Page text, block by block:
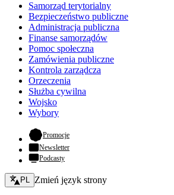
Samorząd terytorialny
Bezpieczeństwo publiczne
Administracja publiczna
Finanse samorządów
Pomoc społeczna
Zamówienia publiczne
Kontrola zarządcza
Orzeczenia
Służba cywilna
Wojsko
Wybory
Promocje- otwiera się w nowej karcie
Newsletter
Podcasty
Zmień język - bieżący:
PL Zmień język strony